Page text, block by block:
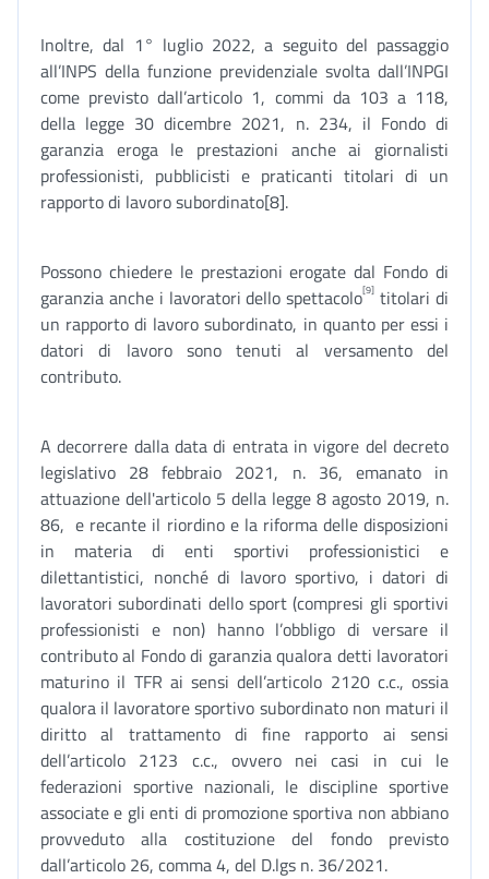
Inoltre, dal 1° luglio 2022, a seguito del passaggio
all’INPS della funzione previdenziale svolta dall’INPGI
come previsto dall’articolo 1, commi da 103 a 118,
della legge 30 dicembre 2021, n. 234, il Fondo di
garanzia eroga le prestazioni anche ai giornalisti
professionisti, pubblicisti e praticanti titolari di un
rapporto di lavoro subordinato[8].
Possono chiedere le prestazioni erogate dal Fondo di
garanzia anche i lavoratori dello spettacolo[9] titolari di
un rapporto di lavoro subordinato, in quanto per essi i
datori di lavoro sono tenuti al versamento del
contributo.
A decorrere dalla data di entrata in vigore del decreto
legislativo 28 febbraio 2021, n. 36, emanato in
attuazione dell'articolo 5 della legge 8 agosto 2019, n.
86, e recante il riordino e la riforma delle disposizioni
in materia di enti sportivi professionistici e
dilettantistici, nonché di lavoro sportivo, i datori di
lavoratori subordinati dello sport (compresi gli sportivi
professionisti e non) hanno l’obbligo di versare il
contributo al Fondo di garanzia qualora detti lavoratori
maturino il TFR ai sensi dell’articolo 2120 c.c., ossia
qualora il lavoratore sportivo subordinato non maturi il
diritto al trattamento di fine rapporto ai sensi
dell’articolo 2123 c.c., ovvero nei casi in cui le
federazioni sportive nazionali, le discipline sportive
associate e gli enti di promozione sportiva non abbiano
provveduto alla costituzione del fondo previsto
dall’articolo 26, comma 4, del D.lgs n. 36/2021.